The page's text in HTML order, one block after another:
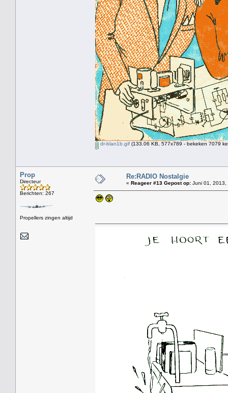
dr-blan1b.gif (133.06 KB, 577x789 - bekeken 7079
Prop
Directeur
Berichten: 267
Propellers zingen altijd
Re:RADIO Nostalgie
« Reageer #13 Gepost op: Juni 01, 2013,